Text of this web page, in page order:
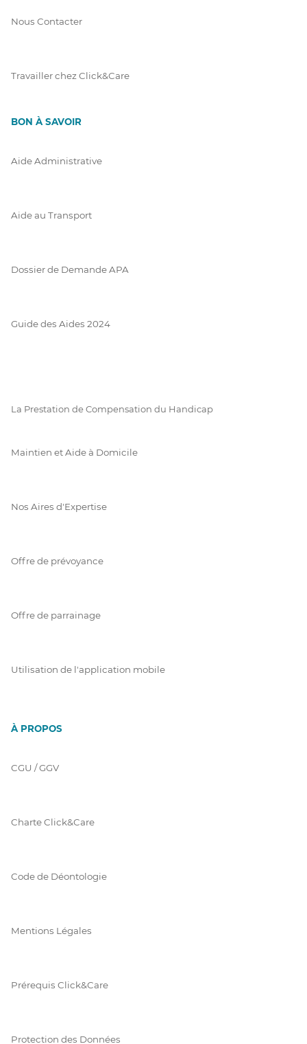
Nous Contacter
Travailler chez Click&Care
BON À SAVOIR
Aide Administrative
Aide au Transport
Dossier de Demande APA
Guide des Aides 2024
La Prestation de Compensation du Handicap
Maintien et Aide à Domicile
Nos Aires d'Expertise
Offre de prévoyance
Offre de parrainage
Utilisation de l'application mobile
À PROPOS
CGU / GGV
Charte Click&Care
Code de Déontologie
Mentions Légales
Prérequis Click&Care
Protection des Données